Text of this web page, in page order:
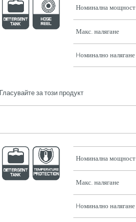
Номинална мощност
Макс. налягане
Hоминално налягане
Гласувайте за този продукт
Номинална мощност
Макс. налягане
Hоминално налягане